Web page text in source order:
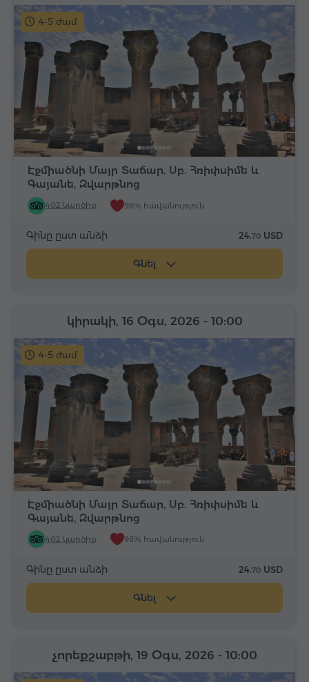
4-5 ժամ
Էջմիածնի Մայր Տաճար, Սբ. Հռիփսիմե և
Գայանե, Զվարթնոց
402 կարծիք 98% հավանություն
Գինը ըստ անձի 24.70 USD
Գնել
4-5 ժամ
Էջմիածնի Մայր Տաճար, Սբ. Հռիփսիմե և
Գայանե, Զվարթնոց
402 կարծիք 98% հավանություն
կիրակի, 16 Օգս, 2026 - 10:00
Գինը ըստ անձի 24.70 USD
Գնել
չորեքշաբթի, 19 Օգս, 2026 - 10:00